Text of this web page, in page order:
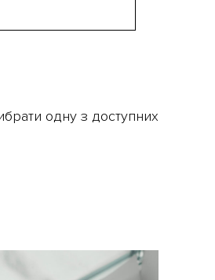
одну з доступних